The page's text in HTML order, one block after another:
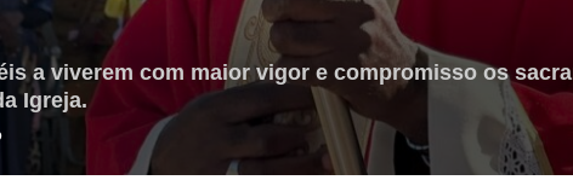
a viverem com maior vigor e compromisso os
Igreja.